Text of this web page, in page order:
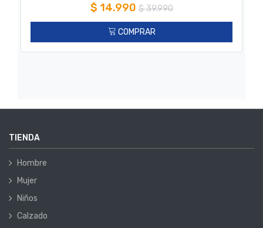
$ 14.990 $39.990
COMPRAR
TIENDA
Hombre
Mujer
Niños
Calzado